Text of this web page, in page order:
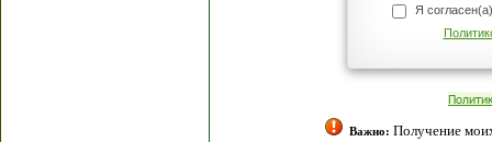
Я
Важно: Получение